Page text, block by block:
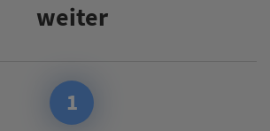
weiter
1